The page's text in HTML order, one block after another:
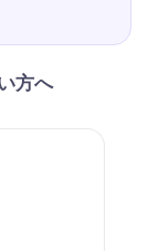
方へ